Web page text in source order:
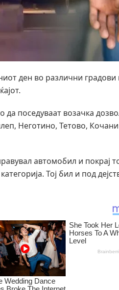
ден во различни градови
поседуваат возачка
Неготино, Тетово,
автомобил и покрај
Тој бил и под